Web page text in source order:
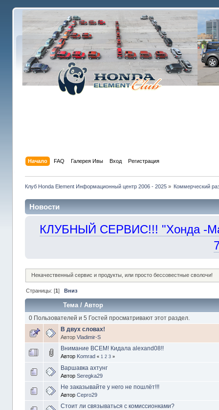
Начало FAQ Галерея Ивы Вход Регистрация
Клуб Honda Element Информационный центр 2006 - 2025» Коммерческий
Новости
КЛУБНЫЙ СЕРВИС!!! "Хонда -
Некачественный сервис и продукты, или просто бессовестные сволочи!
Страницы: [1] Вниз
Тема/ Автор
0 Пользователей и 5 Гостей просматривают этот раздел.
В двух словах!
Автор Vladimir-S
Внимание ВСЕМ! Кидала alexand08!!
Автор Komrad « 1 2 3»
Варшавка ахтунг
Автор Seregka29
Не заказывайте у него не пошлёт!!!
Автор Серго29
Стоит ли связываться с комиссионками?